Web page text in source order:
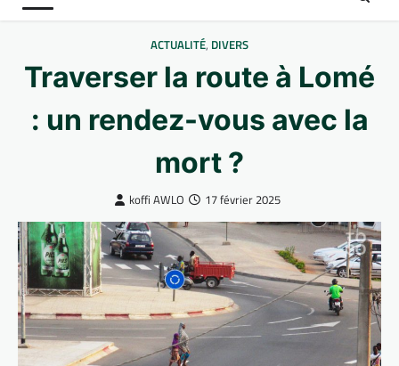
ACTUALITÉ, DIVERS
Traverser la route à Lomé
: un rendez-vous avec la
mort ?
koffi AWLO 17 février 2025